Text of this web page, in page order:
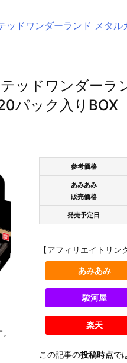
ッドワンダーランド メタ
ッドワンダーラ
パック入りBOX
参考価格
あみあみ
販売価格
発売予定日
【アフィリエイトリ
あみあみ
駿河屋
楽天
この記事の投稿時点で